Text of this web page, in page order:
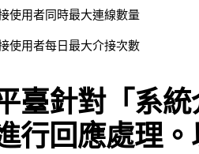
使用者同時最大連線數量
使用者每日最大介接次數
臺針對「系
行回應處理